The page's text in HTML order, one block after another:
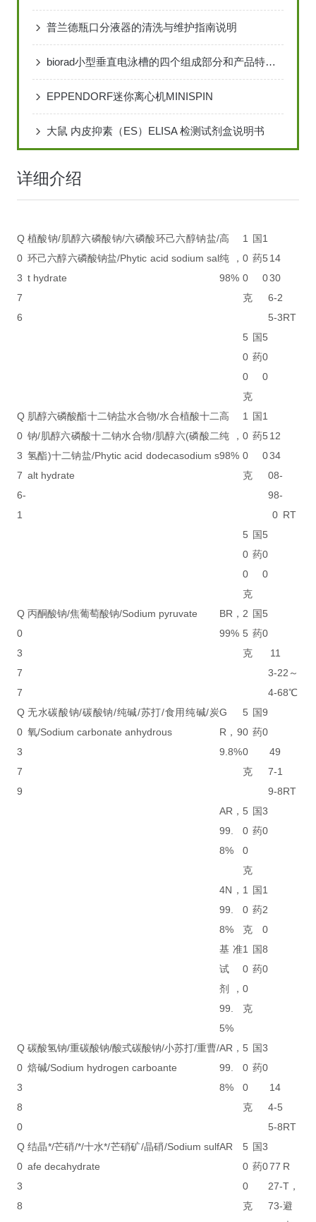
普兰德瓶口分液器的清洗与维护指南说明
biorad小型垂直电泳槽的四个组成部分和产品特点说明
EPPENDORF迷你离心机MINISPIN
大鼠 内皮抑素（ES）ELISA 检测试剂盒说明书
详细介绍
Q
0
3
7
6
植酸钠/肌醇六磷酸钠/六磷酸环己六醇钠盐/
环己六醇六磷酸钠盐/Phytic acid sodium sal
t hydrate
高
纯，
98%
1
0
0
克
国
药
1
5
0
14
30
6-2
5-3RT
5
0
0
克
国
药
5
0
0
Q
0
3
7
6-
1
肌醇六磷酸酯十二钠盐水合物/水合植酸十二
钠/肌醇六磷酸十二钠水合物/肌醇六(磷酸二
氢酯)十二钠盐/Phytic acid dodecasodium s
alt hydrate
高
纯，
98%
1
0
0
克
国
药
1
5
0
12
34
08-
98-
0 RT
5
0
0
克
国
药
5
0
0
Q
0
3
7
7
丙酮酸钠/焦葡萄酸钠/Sodium pyruvate
BR，
99%
2
5
克
国
药
5
0
11
3-2
4-6
2～
8℃
Q
0
3
7
9
无水碳酸钠/碳酸钠/纯碱/苏打/食用纯碱/炭
氧/Sodium carbonate anhydrous
G
R，9
9.8%
5
0
0
克
国
药
9
0
49
7-1
9-8RT
AR，
99.
8%
5
0
0
克
国
药
3
0
4N，
99.
8%
1
0
克
国
药
1
2
0
基准
试
剂，
99.
5%
1
0
0
克
国
药
8
0
Q
0
3
8
0
碳酸氢钠/重碳酸钠/酸式碳酸钠/小苏打/重曹/
焙碱/Sodium hydrogen carboante
AR，
99.
8%
5
0
0
克
国
药
3
0
14
4-5
5-8RT
Q
0
3
8
结晶*/芒硝/*/十水*/芒硝矿/晶硝/Sodium sulf
afe decahydrate
AR
5
0
0
克
国
药
3
077
27-
73-
R
T，
避